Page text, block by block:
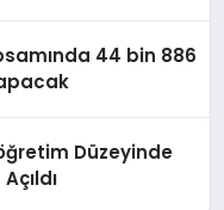
44 bin 886
Düzeyinde